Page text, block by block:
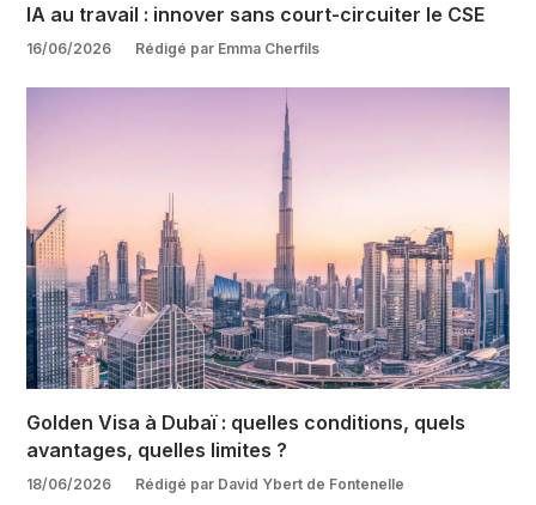
Golden Visa à Dubaï : quelles conditions, quels
avantages, quelles limites ?
18/06/2026 Rédigé par David Ybert de Fontenelle
IA au travail : innover sans court-circuiter le CSE
16/06/2026 Rédigé par Emma Cherfils